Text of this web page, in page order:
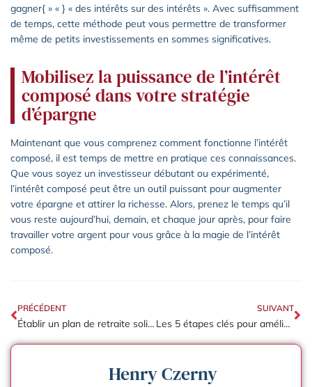
gagner{ » « } « des intérêts sur des intérêts ». Avec suffisamment
de temps, cette méthode peut vous permettre de transformer
même de petits investissements en sommes significatives.
Mobilisez la puissance de l’intérêt
composé dans votre stratégie
d’épargne
Maintenant que vous comprenez comment fonctionne l’intérêt
composé, il est temps de mettre en pratique ces connaissances.
Que vous soyez un investisseur débutant ou expérimenté,
l’intérêt composé peut être un outil puissant pour augmenter
votre épargne et attirer la richesse. Alors, prenez le temps qu’il
vous reste aujourd’hui, demain, et chaque jour après, pour faire
travailler votre argent pour vous grâce à la magie de l’intérêt
composé.
PRÉCÉDENT
Établir un plan de retraite solide en tant qu’auto-entrepreneur : les étapes clés
SUIVANT
Les 5 étapes clés pour améliorer vos processus RH pour une meilleure gestion d’entreprise.
Henry Czerny